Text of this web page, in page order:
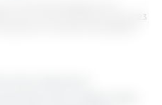
nel mercato spagnolo e nei
vivo tra la prima settimana del 2023
in carcassa si presuppone
sono diverse e
dei suini restano ben